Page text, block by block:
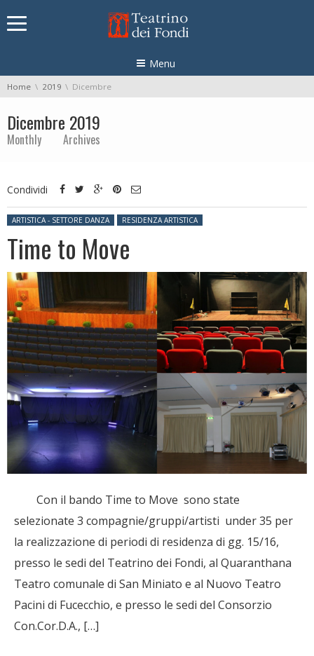
Menu
You are here:
Home 2019 Dicembre
Dicembre 2019
Monthly Archives
Condividi
Posted in:
ARTISTICA - SETTORE DANZA RESIDENZA ARTISTICA
Time to Move
Con il bando Time to Move sono state
selezionate 3 compagnie/gruppi/artisti under 35 per
la realizzazione di periodi di residenza di gg. 15/16,
presso le sedi del Teatrino dei Fondi, al Quaranthana
Teatro comunale di San Miniato e al Nuovo Teatro
Pacini di Fucecchio, e presso le sedi del Consorzio
Con.Cor.D.A., […]